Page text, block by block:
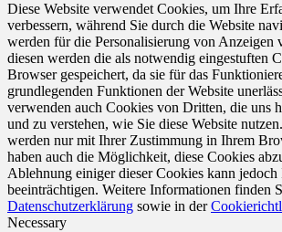
Diese Website verwendet Cookies, um Ihre
verbessern, während Sie durch die Website
werden für die Personalisierung von Anzeigen
diesen werden die als notwendig eingestuften
Browser gespeichert, da sie für das
grundlegenden Funktionen der Website
verwenden auch Cookies von Dritten, die uns
und zu verstehen, wie Sie diese Website
werden nur mit Ihrer Zustimmung in Ihrem
haben auch die Möglichkeit, diese Cookies
Ablehnung einiger dieser Cookies kann
beeinträchtigen. Weitere Informationen finden
Datenschutzerklärung sowie in der
Necessary